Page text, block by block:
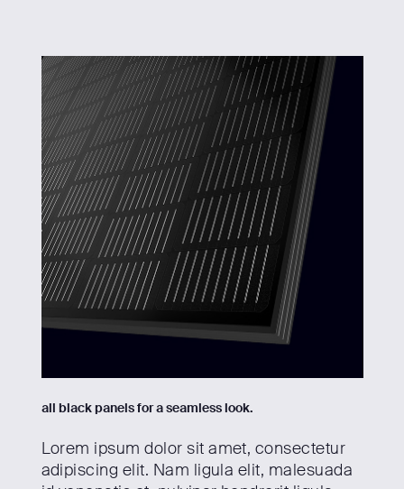
all black panels for a seamless look.
Lorem ipsum dolor sit amet, consectetur
adipiscing elit. Nam ligula elit, malesuada